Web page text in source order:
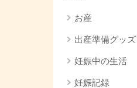
お産
出産準備グッズ
妊娠中の生活
妊娠記録